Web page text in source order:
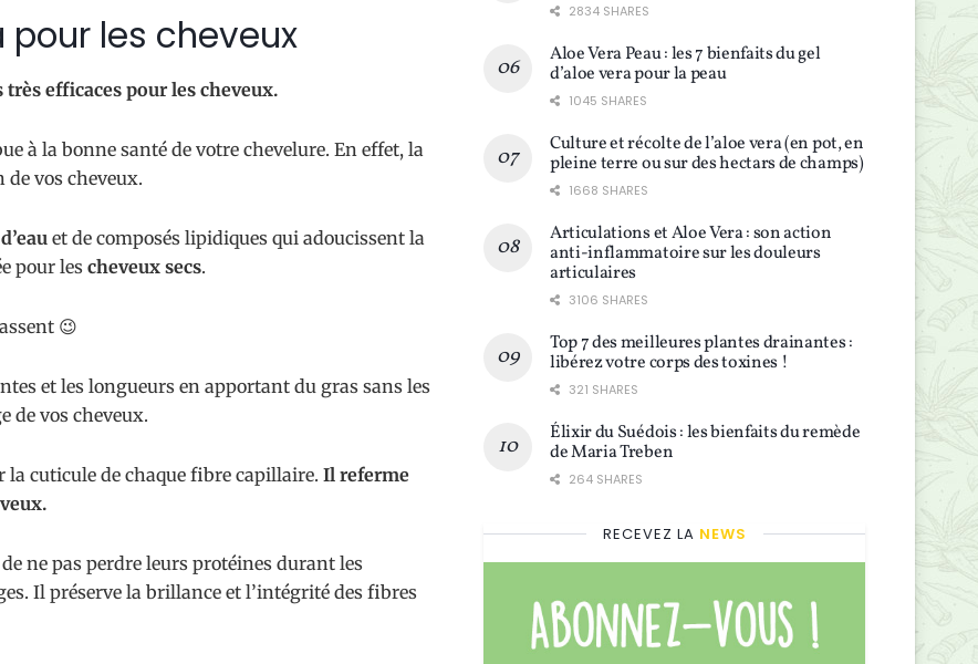
pour les cheveux
très efficaces pour les cheveux.
à la bonne santé de votre chevelure. En effet, la
vos cheveux.
et de composés lipidiques qui adoucissent la
pour les cheveux secs.
😉
et les longueurs en apportant du gras sans les
de vos cheveux.
la cuticule de chaque fibre capillaire. Il referme
ne pas perdre leurs protéines durant les
Il préserve la brillance et l’intégrité des fibres
2834 SHARES
Aloe Vera Peau : les 7 bienfaits du gel
d’aloe vera pour la peau
1045 SHARES
Culture et récolte de l’aloe vera (en pot, en
pleine terre ou sur des hectars de champs)
1668 SHARES
Articulations et Aloe Vera : son action
anti-inflammatoire sur les douleurs
articulaires
3106 SHARES
Top 7 des meilleures plantes drainantes :
libérez votre corps des toxines !
321 SHARES
Élixir du Suédois : les bienfaits du remède
de Maria Treben
264 SHARES
RECEVEZ LA NEWS